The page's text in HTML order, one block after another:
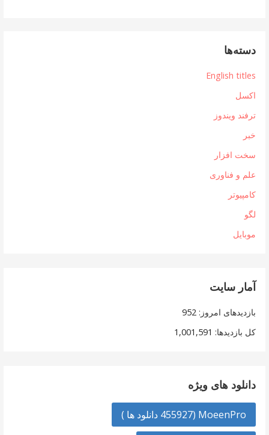
دسته‌ها
English titles
اکسل
ترفند ویندوز
خبر
سخت افزار
علم و فناوری
کامپیوتر
لگو
موبایل
آمار سایت
بازدیدهای امروز: 952
کل بازدیدها: 1,001,591
دانلود های ویژه
MoeenPro (455927 دانلود ها )